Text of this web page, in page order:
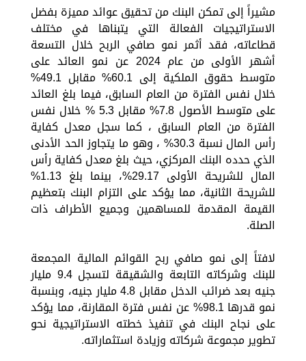
مشيراً إلى تمكن البنك من تحقيق عوائد مميزة بفضل
الاستراتيجيات الفعالة التي يتبناها في مختلف
قطاعاته، فقد أثمر نمو صافي الربح خلال التسعة
أشهر الأولى من عام 2024 عن نمو العائد على
متوسط حقوق الملكية إلى 60.1% مقابل 49.1%
خلال نفس الفترة من العام السابق، فيما بلغ العائد
على متوسط الأصول 7.8% مقابل 5.3 % خلال نفس
الفترة من العام السابق ، كما سجل معدل كفاية
رأس المال نسبة 30.3% ، وهو ما يتجاوز الحد الأدنى
الذي حدده البنك المركزي، حيث بلغ معدل كفاية رأس
المال للشريحة الأولى 29.17%، بينما بلغ 1.13%
للشريحة الثانية، مما يؤكد على التزام البنك بتعظيم
القيمة المقدمة للمساهمين وجميع الأطراف ذات
الصلة.
لافتاً إلى نمو صافي ربح القوائم المالية المجمعة
للبنك وشركاته التابعة والشقيقة لتسجل 9.4 مليار
جنيه بعد ضرائب الدخل مقابل 4.8 مليار جنيه، وبنسبة
نمو قدرها 98.1% عن نفس فترة المقارنة، مما يؤكد
على نجاح البنك في تنفيذ خطته الاستراتيجية نحو
تطوير مجموعة شركاته وزيادة استثماراته.